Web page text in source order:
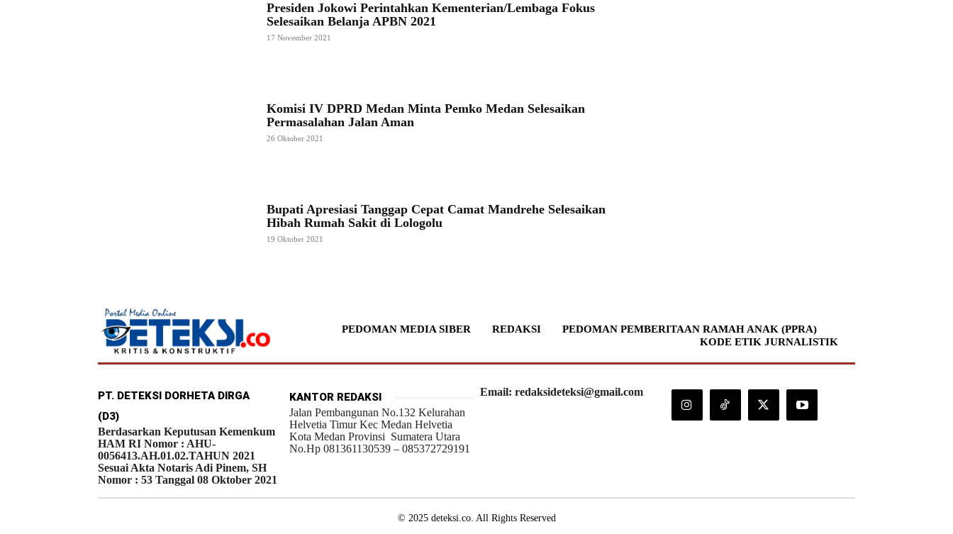
Presiden Jokowi Perintahkan Kementerian/Lembaga Fokus
Selesaikan Belanja APBN 2021
17 November 2021
Komisi IV DPRD Medan Minta Pemko Medan Selesaikan
Permasalahan Jalan Aman
26 Oktober 2021
Bupati Apresiasi Tanggap Cepat Camat Mandrehe Selesaikan
Hibah Rumah Sakit di Lologolu
19 Oktober 2021
PEDOMAN MEDIA SIBER REDAKSI
PEDOMAN PEMBERITAAN RAMAH ANAK (PPRA)
KODE ETIK JURNALISTIK
PT. DETEKSI DORHETA DIRGA
(D3)
Berdasarkan Keputusan Kemenkum
HAM RI Nomor : AHU-
0056413.AH.01.02.TAHUN 2021
Sesuai Akta Notaris Adi Pinem, SH
Nomor : 53 Tanggal 08 Oktober 2021
KANTOR REDAKSI
Jalan Pembangunan No.132 Kelurahan
Helvetia Timur Kec Medan Helvetia
Kota Medan Provinsi Sumatera Utara
No.Hp 081361130539 – 085372729191
Email: redaksideteksi@gmail.com
© 2025 deteksi.co. All Rights Reserved